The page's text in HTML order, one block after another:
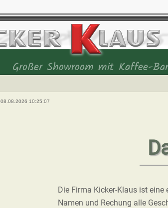
Großer Showroom mit Kaffee-Bar
08.08.2026 10:25:07
Die Firma Kicker-Klaus ist eine
Namen und Rechung alle